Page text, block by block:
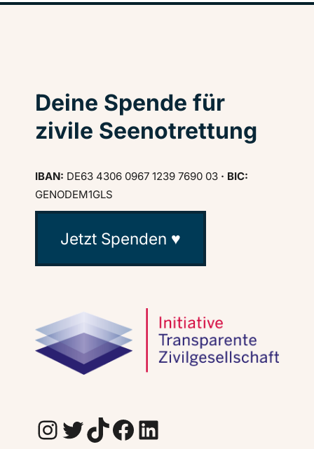
Deine Spende für
zivile Seenotrettung
IBAN: DE63 4306 0967 1239 7690 03 · BIC:
GENODEM1GLS
Jetzt Spenden ♥
InstagramTwitter TikTok Facebook LinkedIn